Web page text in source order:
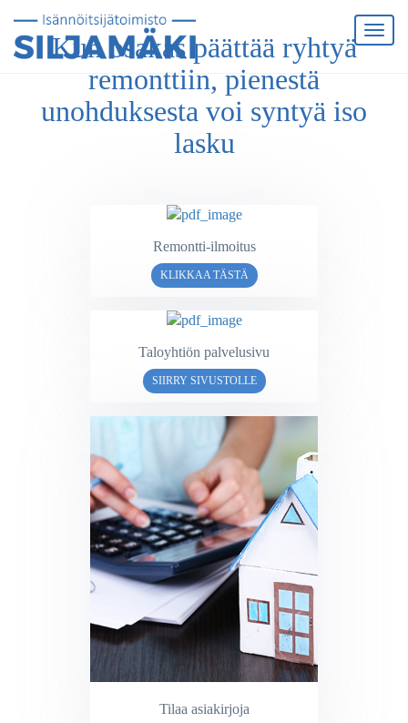
Kun osakas päättää ryhtyä
remonttiin, pienestä
unohduksesta voi syntyä iso
lasku
Remontti-ilmoitus
KLIKKAA TÄSTÄ
Taloyhtiön palvelusivu
SIIRRY SIVUSTOLLE
Tilaa asiakirjoja